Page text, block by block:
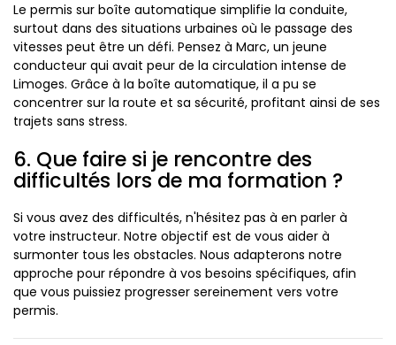
Le permis sur boîte automatique simplifie la conduite,
surtout dans des situations urbaines où le passage des
vitesses peut être un défi. Pensez à Marc, un jeune
conducteur qui avait peur de la circulation intense de
Limoges. Grâce à la boîte automatique, il a pu se
concentrer sur la route et sa sécurité, profitant ainsi de ses
trajets sans stress.
6. Que faire si je rencontre des
difficultés lors de ma formation ?
Si vous avez des difficultés, n'hésitez pas à en parler à
votre instructeur. Notre objectif est de vous aider à
surmonter tous les obstacles. Nous adapterons notre
approche pour répondre à vos besoins spécifiques, afin
que vous puissiez progresser sereinement vers votre
permis.